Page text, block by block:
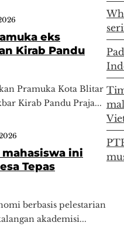
eks
Kirab Pandu
Pramuka Kota Blitar
Kirab Pandu Praja...
ini
Tepas
berbasis pelestarian
akademisi...